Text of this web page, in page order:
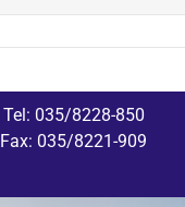
Tel: 035/8228-850
Fax: 035/8221-909